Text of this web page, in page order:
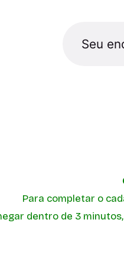
Para completar o
dentro de 3